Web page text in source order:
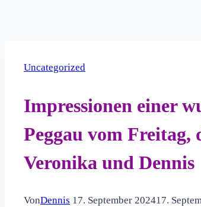
Uncategorized
Impressionen einer
Peggau vom Freitag,
Veronika und Dennis
VonDennis 17. September 202417.